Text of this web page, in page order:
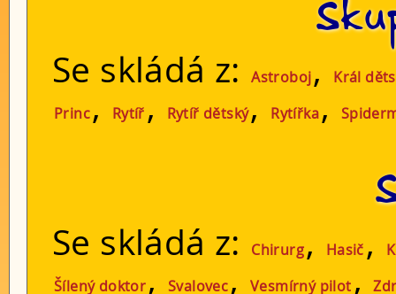
Se skládá z: Astroboj,
Král
Princ, Rytíř , Rytíř dětský, Rytířka,
Se skládá z: Chirurg, Hasič ,
Šílený doktor, Svalovec, Vesmírný pilot ,